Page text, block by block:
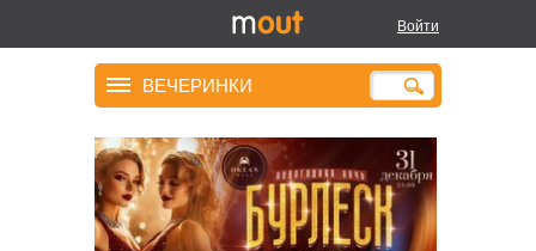
Войти
ВЕЧЕРИНКИ